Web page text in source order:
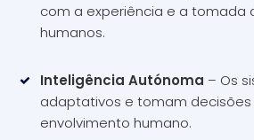
com a experiência e a tomada
humanos.
Inteligência Autónoma – Os
adaptativos e tomam
envolvimento humano.